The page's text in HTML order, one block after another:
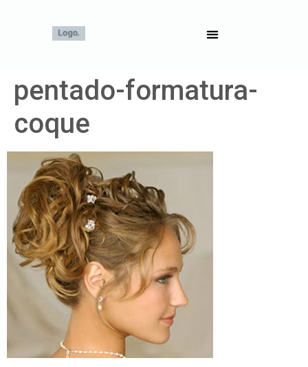
pentado-formatura-
coque